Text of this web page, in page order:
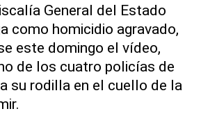
General del Estado
como homicidio agravado,
este domingo el vídeo,
de los cuatro policías de
su rodilla en el cuello de la